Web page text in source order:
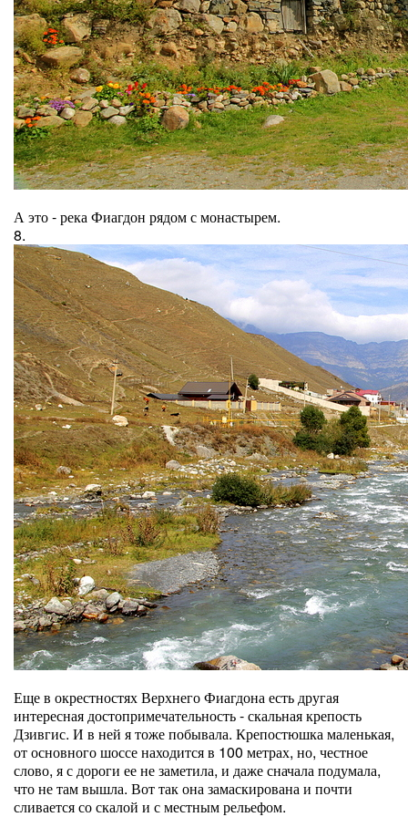
А это - река Фиагдон рядом с монастырем.
8.
Еще в окрестностях Верхнего Фиагдона есть другая
интересная достопримечательность - скальная крепость
Дзивгис. И в ней я тоже побывала. Крепостюшка маленькая,
от основного шоссе находится в 100 метрах, но, честное
слово, я с дороги ее не заметила, и даже сначала подумала,
что не там вышла. Вот так она замаскирована и почти
сливается со скалой и с местным рельефом.